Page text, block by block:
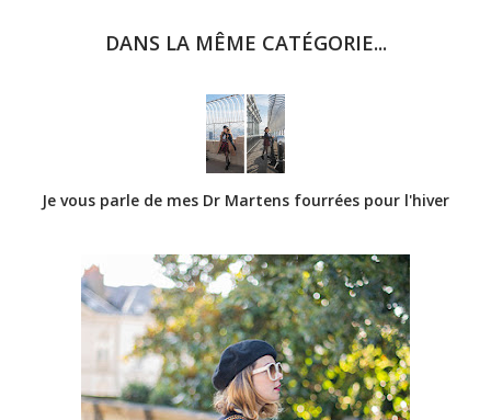
DANS LA MÊME CATÉGORIE...
Je vous parle de mes Dr Martens fourrées pour l'hiver